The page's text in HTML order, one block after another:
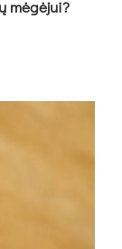
mėgėjui?